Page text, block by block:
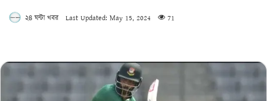
২৪ ঘন্টা খবর Last Updated: May 15, 2024 71